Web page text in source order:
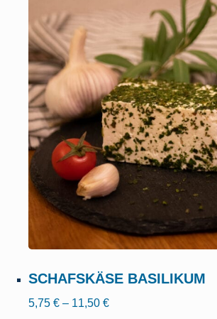
SCHAFSKÄSE BASILIKUM
5,75 € – 11,50 €